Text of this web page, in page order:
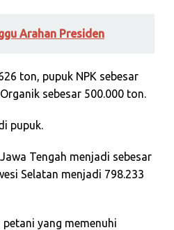
Arahan Presiden
ton, pupuk NPK sebesar
sebesar 500.000 ton.
pupuk.
Tengah menjadi sebesar
Selatan menjadi 798.233
yang memenuhi